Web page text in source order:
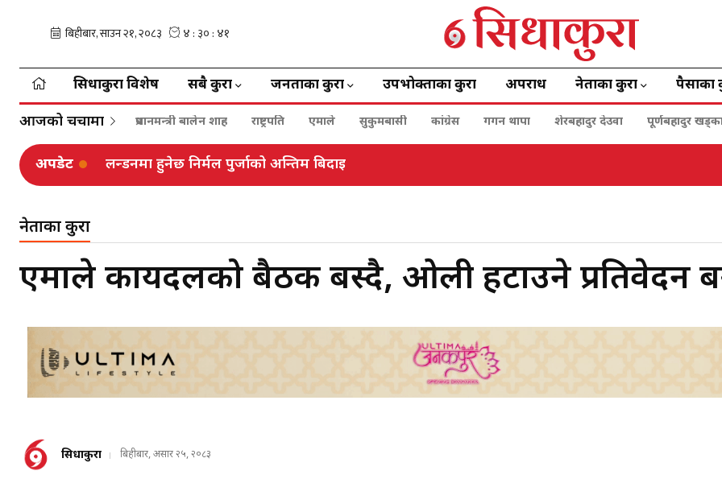
सिधाकुरा विशेष सबै कुरा जनताका कुरा उपभोक्ताका कुरा अपराध नेताका कुरा पैसाका
आजको चर्चामा प्रधानमन्त्री बालेन शाह राष्ट्रपति एमाले सुकुमबासी कांग्रेस गगन थापा शेरबहादुर देउवा पूर्णबहादुर
अपडेट लन्डनमा हुनेछ निर्मल पुर्जाको अन्तिम बिदाइ
नेताका कुरा
एमाले कार्यदलको बैठक बस्दै, ओली हटाउने प्रतिवेदन
सिधाकुरा बिहीबार, असार २५, २०८३